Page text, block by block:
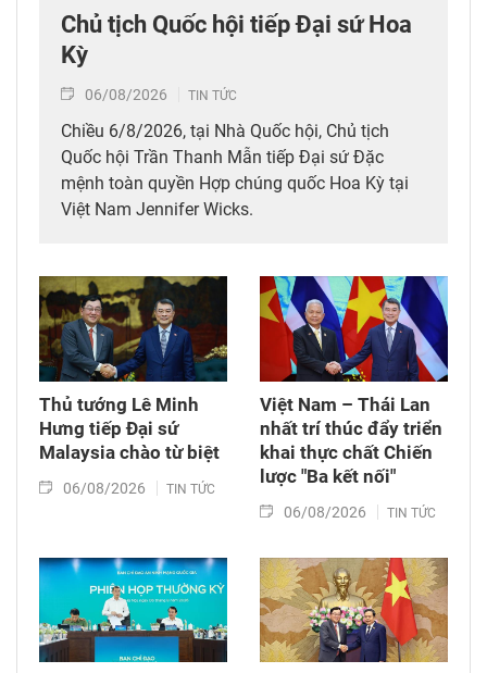
Chủ tịch Quốc hội tiếp Đại sứ Hoa
Kỳ
06/08/2026 TIN TỨC
Chiều 6/8/2026, tại Nhà Quốc hội, Chủ tịch
Quốc hội Trần Thanh Mẫn tiếp Đại sứ Đặc
mệnh toàn quyền Hợp chúng quốc Hoa Kỳ tại
Việt Nam Jennifer Wicks.
Thủ tướng Lê Minh
Hưng tiếp Đại sứ
Malaysia chào từ biệt
06/08/2026 TIN TỨC
Việt Nam – Thái Lan
nhất trí thúc đẩy triển
khai thực chất Chiến
lược "Ba kết nối"
06/08/2026 TIN TỨC